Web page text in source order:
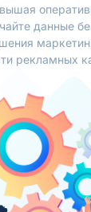
данные
рекламных